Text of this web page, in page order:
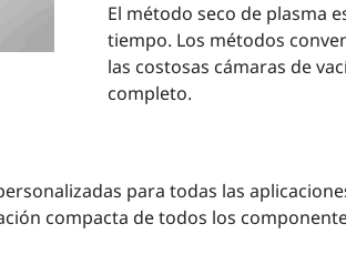
El método seco de plasma
tiempo. Los métodos
las costosas cámaras de
completo.
para todas las
compacta de todos los